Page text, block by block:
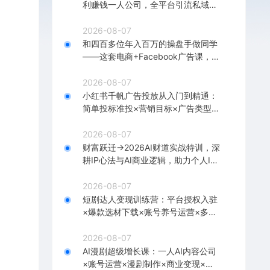
利赚钱一人公司，全平台引流私域转
2026-08-07
和四百多位年入百万的操盘手做同学
——这套电商+Facebook广告课，让
2026-08-07
小红书千帆广告投放从入门到精通：
简单投标准投×营销目标×广告类型×
2026-08-07
财富跃迁→2026AI财道实战特训，深
耕IP心法与AI商业逻辑，助力个人IP
2026-08-07
短剧达人变现训练营：平台授权入驻
×爆款选材下载×账号养号运营×多平
2026-08-07
AI漫剧超级增长课：一人AI内容公司
×账号运营×漫剧制作×商业变现×从0